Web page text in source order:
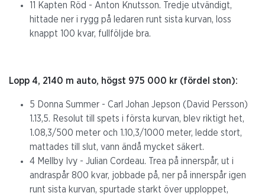
11 Kapten Röd - Anton Knutsson. Tredje utvändigt,
hittade ner i rygg på ledaren runt sista kurvan, loss
knappt 100 kvar, fullföljde bra.
Lopp 4, 2140 m auto, högst 975 000 kr (fördel ston):
5 Donna Summer - Carl Johan Jepson (David Persson)
1.13,5. Resolut till spets i första kurvan, blev riktigt het,
1.08,3/500 meter och 1.10,3/1000 meter, ledde stort,
mattades till slut, vann ändå mycket säkert.
4 Mellby Ivy - Julian Cordeau. Trea på innerspår, ut i
andraspår 800 kvar, jobbade på, ner på innerspår igen
runt sista kurvan, spurtade starkt över upploppet,